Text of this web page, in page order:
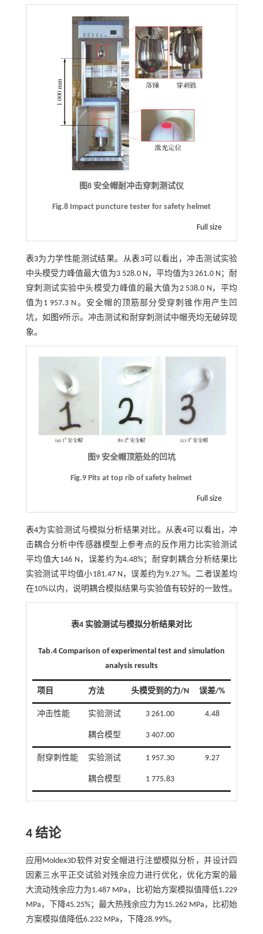
图8 安全帽耐冲击穿刺测试仪
Fig.8 Impact puncture tester for safety helmet
Full size
表3为力学性能测试结果。从表3可以看出，冲击测试实验
中头模受力峰值最大值为3 528.0 N，平均值为3 261.0 N；耐
穿刺测试实验中头模受力峰值的最大值为2 538.0 N，平均
值为1 957.3 N。安全帽的顶筋部分受穿刺锥作用产生凹
坑，如 图9所示。冲击测试和耐穿刺测试中帽壳均无破碎现
象。
图9 安全帽顶筋处的凹坑
Fig.9 Pits at top rib of safety helmet
Full size
表4为实验测试与模拟分析结果对比。从表4可以看出，冲
击耦合分析中传感器模型上参考点的反作用力比实验测试
平均值大146 N，误差约为4.48%；耐穿刺耦合分析结果比
实验测试平均值小181.47 N，误差约为9.27 %。二者误差均
在10%以内，说明耦合模拟结果与实验值有较好的一致性。
表4 实验测试与模拟分析结果对比
Tab.4 Comparison of experimental test and simulation
analysis results
项目 方法 头模受到的力/N 误差/%
冲击性能 实验测试 3 261.00 4.48
耦合模型 3 407.00
耐穿刺性能 实验测试 1 957.30 9.27
耦合模型 1 775.83
4 结论
应用Moldex3D软件对安全帽进行注塑模拟分析，并设计四
因素三水平正交试验对残余应力进行优化，优化方案的最
大流动残余应力为1.487 MPa，比初始方案模拟值降低1.229
MPa，下降45.25%；最大热残余应力为15.262 MPa，比初始
方案模拟值降低6.232 MPa，下降28.99%。